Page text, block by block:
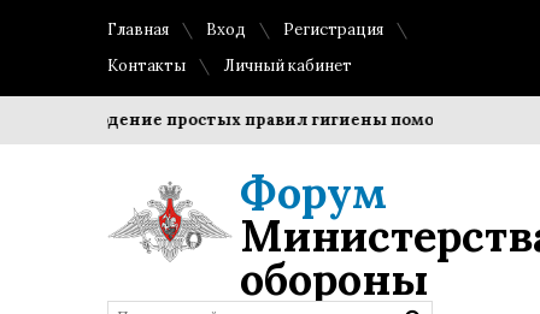
Главная Вход
Регистрация
Контакты
Личный кабинет
Соблюдение простых правил гигиены помогает
Форум
обороны